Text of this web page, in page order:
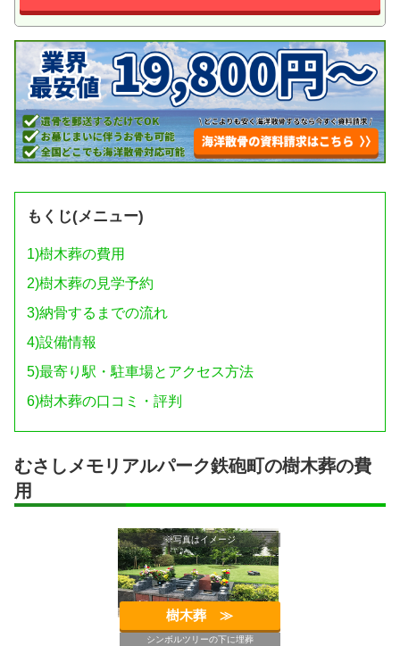
もくじ(メニュー)
1)樹木葬の費用
2)樹木葬の見学予約
3)納骨するまでの流れ
4)設備情報
5)最寄り駅・駐車場とアクセス方法
6)樹木葬の口コミ・評判
むさしメモリアルパーク鉄砲町の樹木葬の費
用
シンボルツリーの下に埋葬
※写真はイメージ
樹木葬 ≫︎